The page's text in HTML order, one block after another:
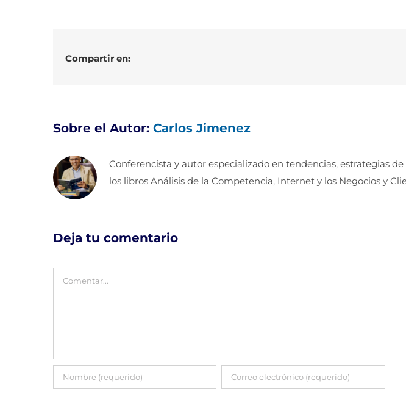
Compartir en:
Sobre el Autor: Carlos Jimenez
Conferencista y autor especializado en tendencias, estrategias
los libros Análisis de la Competencia, Internet y los Negocios y
Deja tu comentario
Comentar